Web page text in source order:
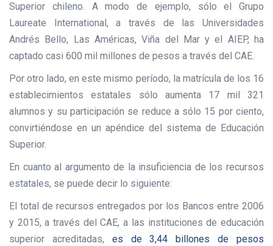
Superior chileno. A modo de ejemplo, sólo el Grupo
Laureate International, a través de las Universidades
Andrés Bello, Las Américas, Viña del Mar y el AIEP, ha
captado casi 600 mil millones de pesos a través del CAE.
Por otro lado, en este mismo período, la matrícula de los 16
establecimientos estatales sólo aumenta 17 mil 321
alumnos y su participación se reduce a sólo 15 por ciento,
convirtiéndose en un apéndice del sistema de Educación
Superior.
En cuanto al argumento de la insuficiencia de los recursos
estatales, se puede decir lo siguiente:
El total de recursos entregados por los Bancos entre 2006
y 2015, a través del CAE, a las instituciones de educación
superior acreditadas, es de 3,44 billones de pesos